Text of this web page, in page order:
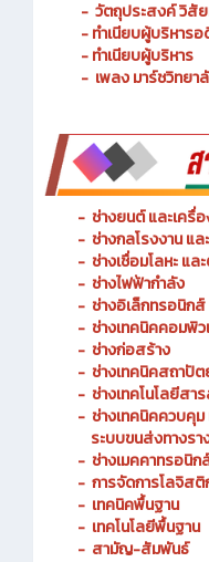
- วัตถุประสงค์ วิสั
- ทำเนียบผู้บริหาร
- ทำเนียบผู้บริหาร
- เพลง มาร์ชวิทยา
- ช่างยนต์ และเครื่
- ช่างกลโรงงาน แ
- ช่างเชื่อมโลหะ แ
- ช่างไฟฟ้ากำลัง
- ช่างอิเล็กทรอนิกส์
- ช่างเทคนิคคอมพิว
- ช่างก่อสร้าง
- ช่างเทคนิคสถาปั
- ช่างเทคโนโลยีสา
- ช่างเทคนิคควบคุ
ระบบขนส่งทางรา
- ช่างเมคคาทรอนิ
- การจัดการโลจิส
- เทคนิคพื้นฐาน
- เทคโนโลยีพื้นฐาน
- สามัญ-สัมพันธ์